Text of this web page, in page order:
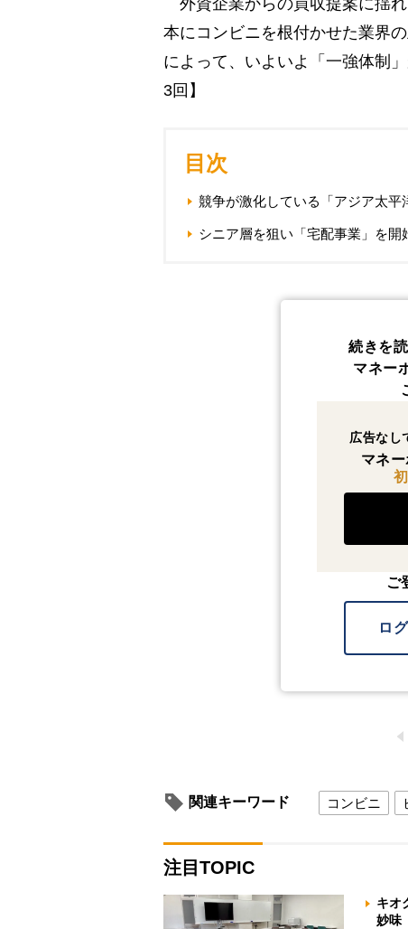
外資企業からの買収提案に揺
本にコンビニを根付かせた業界
によって、いよいよ「一強体制
3回】
目次
競争が激化している「アジア太平
シニア層を狙い「宅配事業」を開
続きを
マネー
広告なし
マネ
ご
ロ
関連キーワード コンビニ
注目TOPIC
キオ
妙味